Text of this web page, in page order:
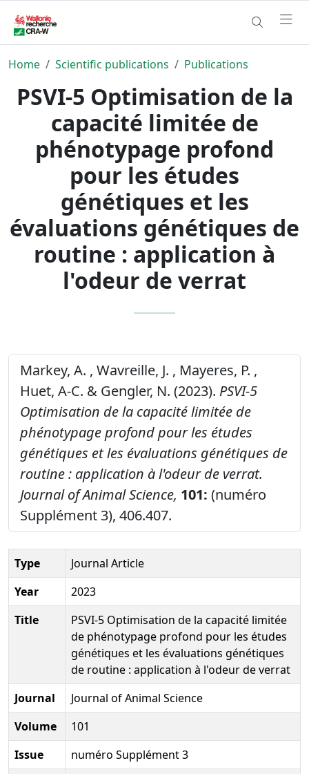
Home Scientific publications Publications
PSVI-5 Optimisation de la
capacité limitée de
phénotypage profond
pour les études
génétiques et les
évaluations génétiques de
routine : application à
l'odeur de verrat
Markey, A. , Wavreille, J. , Mayeres, P. ,
Huet, A-C. & Gengler, N. (2023). PSVI-5
Optimisation de la capacité limitée de
phénotypage profond pour les études
génétiques et les évaluations génétiques de
routine : application à l'odeur de verrat.
Journal of Animal Science, 101: (numéro
Supplément 3), 406.407.
Type
Journal Article
Year
2023
Title
PSVI-5 Optimisation de la capacité limitée
de phénotypage profond pour les études
génétiques et les évaluations génétiques
de routine : application à l'odeur de verrat
Journal
Journal of Animal Science
Volume
101
Issue
numéro Supplément 3